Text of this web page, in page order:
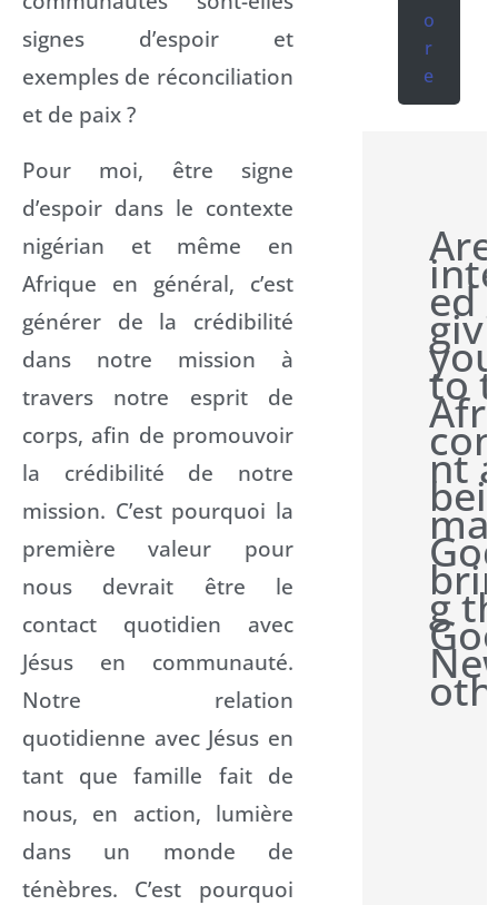
signes d’espoir et
exemples de réconciliation
et de paix ?
Pour moi, être signe
d’espoir dans le contexte
nigérian et même en
Afrique en général, c’est
générer de la crédibilité
dans notre mission à
travers notre esprit de
corps, afin de promouvoir
la crédibilité de notre
mission. C’est pourquoi la
première valeur pour
nous devrait être le
contact quotidien avec
Jésus en communauté.
Notre relation
quotidienne avec Jésus en
tant que famille fait de
nous, en action, lumière
dans un monde de
ténèbres. C’est pourquoi
o
r
e
ed
to
nt
g